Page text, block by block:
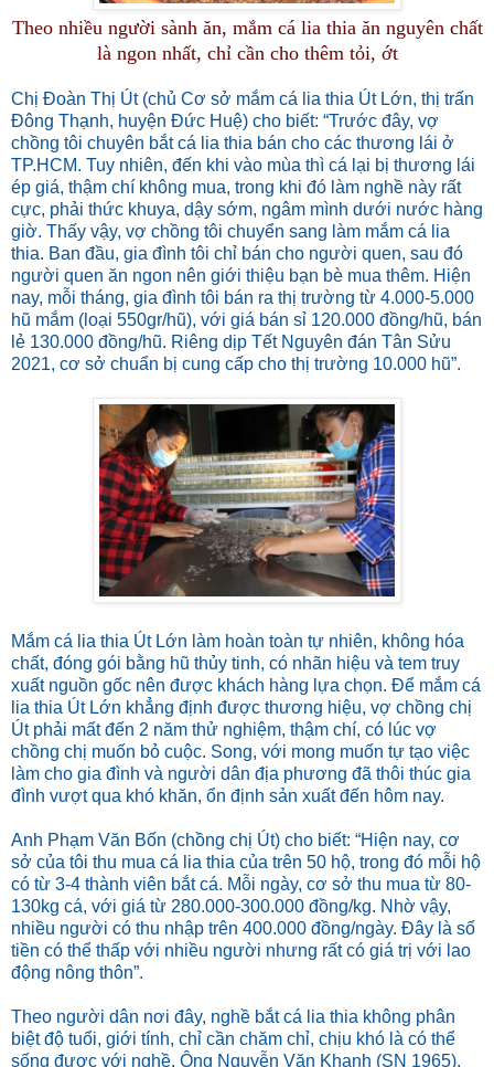
Theo nhiều người sành ăn, mắm cá lia thia ăn nguyên chất
là ngon nhất, chỉ cần cho thêm tỏi, ớt
Chị Đoàn Thị Út (chủ Cơ sở mắm cá lia thia Út Lớn, thị trấn
Đông Thạnh, huyện Đức Huệ) cho biết: “Trước đây, vợ
chồng tôi chuyên bắt cá lia thia bán cho các thương lái ở
TP.HCM. Tuy nhiên, đến khi vào mùa thì cá lại bị thương lái
ép giá, thậm chí không mua, trong khi đó làm nghề này rất
cực, phải thức khuya, dậy sớm, ngâm mình dưới nước hàng
giờ. Thấy vậy, vợ chồng tôi chuyển sang làm mắm cá lia
thia. Ban đầu, gia đình tôi chỉ bán cho người quen, sau đó
người quen ăn ngon nên giới thiệu bạn bè mua thêm. Hiện
nay, mỗi tháng, gia đình tôi bán ra thị trường từ 4.000-5.000
hũ mắm (loại 550gr/hũ), với giá bán sỉ 120.000 đồng/hũ, bán
lẻ 130.000 đồng/hũ. Riêng dịp Tết Nguyên đán Tân Sửu
2021, cơ sở chuẩn bị cung cấp cho thị trường 10.000 hũ”.
Mắm cá lia thia Út Lớn làm hoàn toàn tự nhiên, không hóa
chất, đóng gói bằng hũ thủy tinh, có nhãn hiệu và tem truy
xuất nguồn gốc nên được khách hàng lựa chọn. Để mắm cá
lia thia Út Lớn khẳng định được thương hiệu, vợ chồng chị
Út phải mất đến 2 năm thử nghiệm, thậm chí, có lúc vợ
chồng chị muốn bỏ cuộc. Song, với mong muốn tự tạo việc
làm cho gia đình và người dân địa phương đã thôi thúc gia
đình vượt qua khó khăn, ổn định sản xuất đến hôm nay.
Anh Phạm Văn Bốn (chồng chị Út) cho biết: “Hiện nay, cơ
sở của tôi thu mua cá lia thia của trên 50 hộ, trong đó mỗi hộ
có từ 3-4 thành viên bắt cá. Mỗi ngày, cơ sở thu mua từ 80-
130kg cá, với giá từ 280.000-300.000 đồng/kg. Nhờ vậy,
nhiều người có thu nhập trên 400.000 đồng/ngày. Đây là số
tiền có thể thấp với nhiều người nhưng rất có giá trị với lao
động nông thôn”.
Theo người dân nơi đây, nghề bắt cá lia thia không phân
biệt độ tuổi, giới tính, chỉ cần chăm chỉ, chịu khó là có thể
sống được với nghề. Ông Nguyễn Văn Khanh (SN 1965),